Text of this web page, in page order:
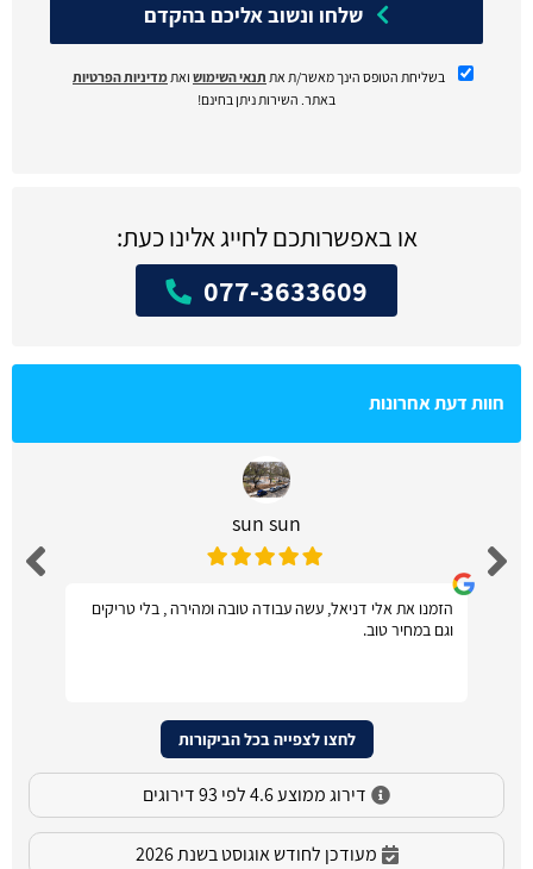
בשליחת הטופס הינך מאשר/ת את תנאי השימוש ואתמדיניות הפרטיות
באתר. השירות ניתן בחינם!
או באפשרותכם לחייג אלינו כעת:
077-3633609
חוות דעת אחרונות
sun sun
הזמנו את אלי דניאל, עשה עבודה טובה ומהירה , בלי טריקים
וגם במחיר טוב.
לחצו לצפייה בכל הביקורות
דירוג ממוצע 4.6 לפי 93 דירוגים
מעודכן לחודש אוגוסט בשנת 2026